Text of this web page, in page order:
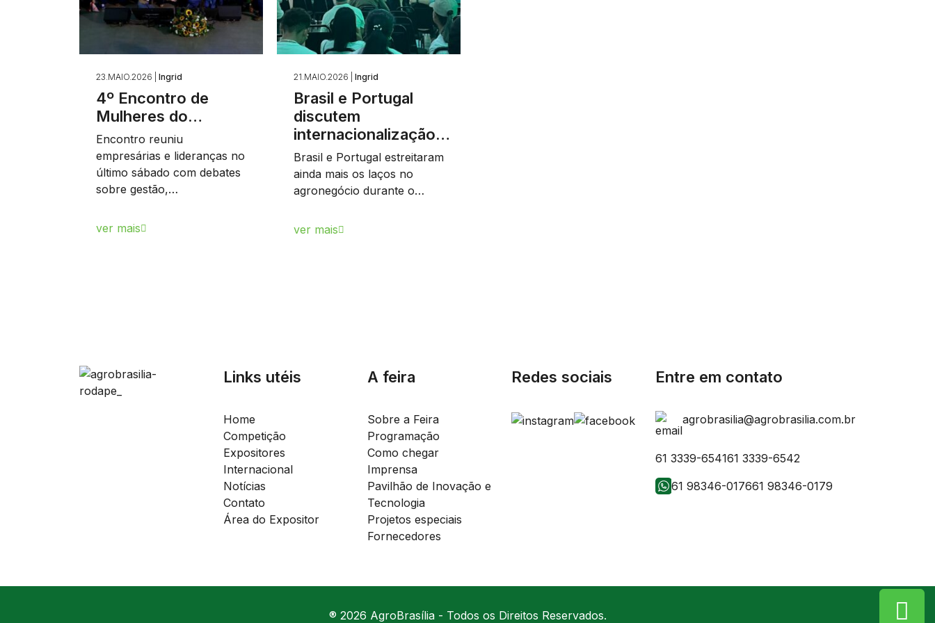
23.MAIO.2026 | Ingrid
4º Encontro de
Mulheres do…
Encontro reuniu
empresárias e lideranças no
último sábado com debates
sobre gestão,…
ver mais
21.MAIO.2026 | Ingrid
Brasil e Portugal
discutem
internacionalização…
Brasil e Portugal estreitaram
ainda mais os laços no
agronegócio durante o…
ver mais
Links utéis
Home
Competição
Expositores
Internacional
Notícias
Contato
Área do Expositor
A feira
Sobre a Feira
Programação
Como chegar
Imprensa
Pavilhão de Inovação e
Tecnologia
Projetos especiais
Fornecedores
Redes sociais Entre em contato
agrobrasilia@agrobrasilia.com.br
61 3339-654161 3339-6542
61 98346-017661 98346-0179
® 2026 AgroBrasília - Todos os Direitos Reservados.